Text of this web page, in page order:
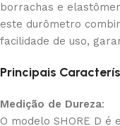
borrachas e
este durômetro
facilidade de uso,
Principais
Medição de Dureza:
O modelo SHORE D